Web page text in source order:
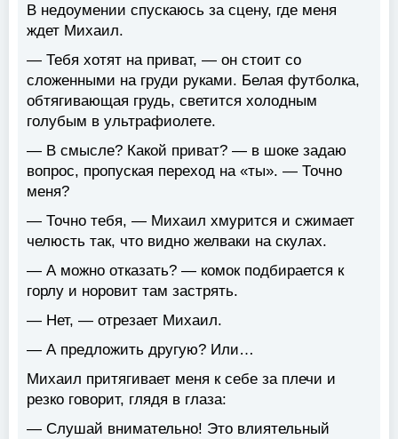
В недоумении спускаюсь за сцену, где меня
ждет Михаил.
— Тебя хотят на приват, — он стоит со
сложенными на груди руками. Белая футболка,
обтягивающая грудь, светится холодным
голубым в ультрафиолете.
— В смысле? Какой приват? — в шоке задаю
вопрос, пропуская переход на «ты». — Точно
меня?
— Точно тебя, — Михаил хмурится и сжимает
челюсть так, что видно желваки на скулах.
— А можно отказать? — комок подбирается к
горлу и норовит там застрять.
— Нет, — отрезает Михаил.
— А предложить другую? Или…
Михаил притягивает меня к себе за плечи и
резко говорит, глядя в глаза:
— Слушай внимательно! Это влиятельный